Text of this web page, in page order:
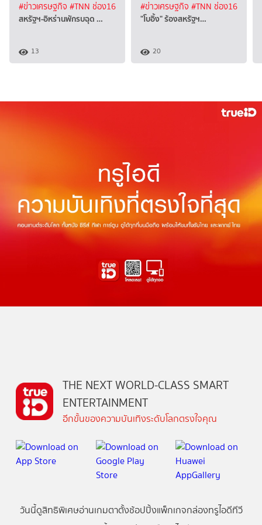
#ข่าวเศรษฐกิจ #TNN ช่อง16
สหรัฐฯ-อิหร่านพักรบฉุด …
13
#ข่าวเศรษฐกิจ #TNN ช่อง16
"โบอิ้ง" ร้องสหรัฐฯ…
20
THE NEXT WORLD-CLASS SMART
ENTERTAINMENT
อีกขั้นของความบันเทิงระดับโลกตรงใจคุณ
วันนี้ดูสิทธิพิเศษอ่านเกมตาตั้งช้อปปิ้งแพ็กเกจกล่องทรูไอดีทีวี